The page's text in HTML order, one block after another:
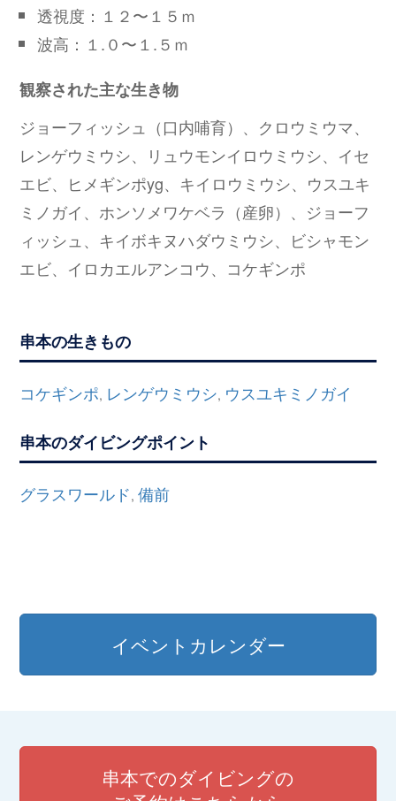
透視度：１２〜１５ｍ
波高：１.０〜１.５ｍ
観察された主な生き物
ジョーフィッシュ（口内哺育）、クロウミウマ、
レンゲウミウシ、リュウモンイロウミウシ、イセ
エビ、ヒメギンポyg、キイロウミウシ、ウスユキ
ミノガイ、ホンソメワケベラ（産卵）、ジョーフ
ィッシュ、キイボキヌハダウミウシ、ビシャモン
エビ、イロカエルアンコウ、コケギンポ
串本の生きもの
コケギンポ, レンゲウミウシ, ウスユキミノガイ
串本のダイビングポイント
グラスワールド,備前
イベントカレンダー
串本でのダイビングの